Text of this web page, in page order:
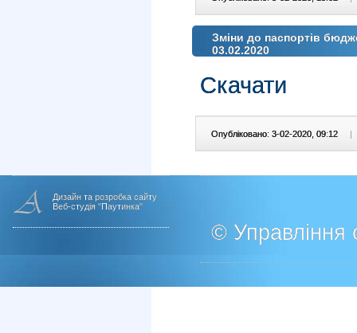
Зміни до паспортів
03.02.2020
Скачати
Опубліковано: 3-02-2020, 09:12 |
Дизайн та розробка сайту
Веб-студія "Паутинка"
© Управління